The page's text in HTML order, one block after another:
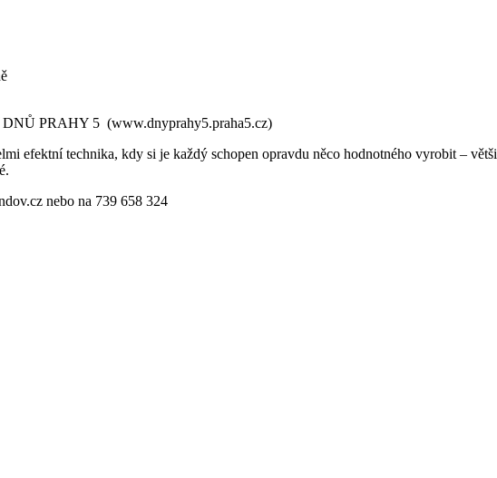
DNŮ PRAHY 5 (www.dnyprahy5.praha5.cz)
efektní technika, kdy si je každý schopen opravdu něco hodnotného vyrobit –
nebo na 739 658 324